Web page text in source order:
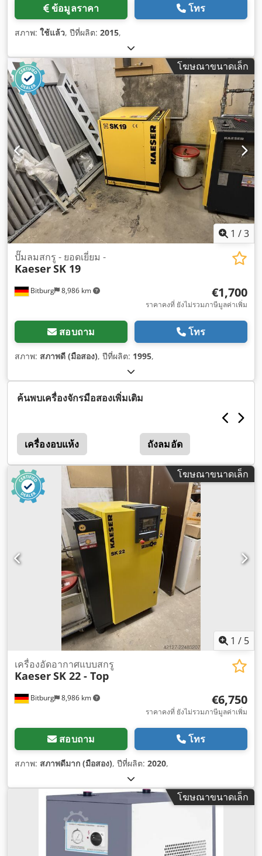
ข้อมูลราคา โทร
สภาพ: ใช้แล้ว, ปีที่ผลิต: 2015,
โฆษณาขนาดเล็ก
1 /3
Bitburg 8,986 km
ปั๊มลมสกรู - ยอดเยี่ยม -
KaeserSK 19
€1,700
ราคาคงที่ ยังไม่รวมภาษีมูลค่าเพิ่ม
สอบถาม โทร
สภาพ: สภาพดี (มือสอง), ปีที่ผลิต: 1995,
ค้นพบเครื่องจักรมือสองเพิ่มเติม
เครื่องอบแห้ง ถังลมอัด
โฆษณาขนาดเล็ก
1 / 5
Bitburg 8,986 km
เครื่องอัดอากาศแบบสกรู
KaeserSK 22 - Top
€6,750
ราคาคงที่ ยังไม่รวมภาษีมูลค่าเพิ่ม
สอบถาม โทร
สภาพ: สภาพดีมาก (มือสอง), ปีที่ผลิต: 2020,
โฆษณาขนาดเล็ก